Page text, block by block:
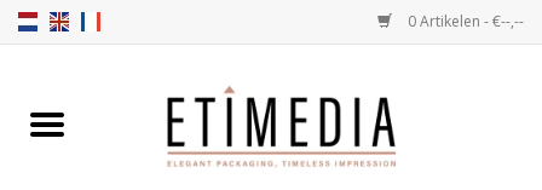
0 Artikelen - €--,--
Home